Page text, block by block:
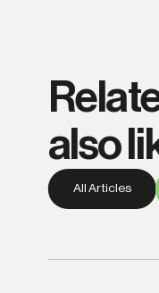
also
All Articles